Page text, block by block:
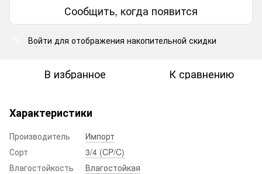
Сообщить, когда появится
Войти для отображения накопительной скидки
В избранное К сравнению
Характеристики
Производитель
Импорт
Сорт
3/4 (CP/C)
Влагостойкость
Влагостойкая